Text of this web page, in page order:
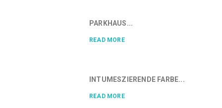
PARKHAUS...
READ MORE
INTUMESZIERENDE FARBE...
READ MORE